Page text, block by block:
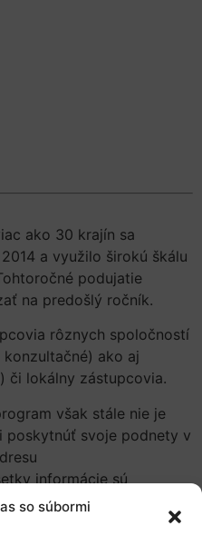
so súbormi
ako 30 krajín sa
a využilo širokú škálu
podujatie
na predošlý ročník.
rôznych spoločností
ako aj
či lokálny zástupcovia.
však stále nie je
poskytnúť svoje podnety v
informácie sú
circle.org/smartcity.